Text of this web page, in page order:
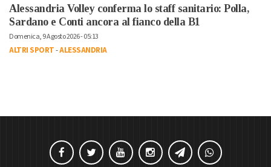
Alessandria Volley conferma lo staff sanitario: Polla,
Sardano e Conti ancora al fianco della B1
Domenica, 9 Agosto 2026 - 05:13
ALTRI SPORT-ALESSANDRIA